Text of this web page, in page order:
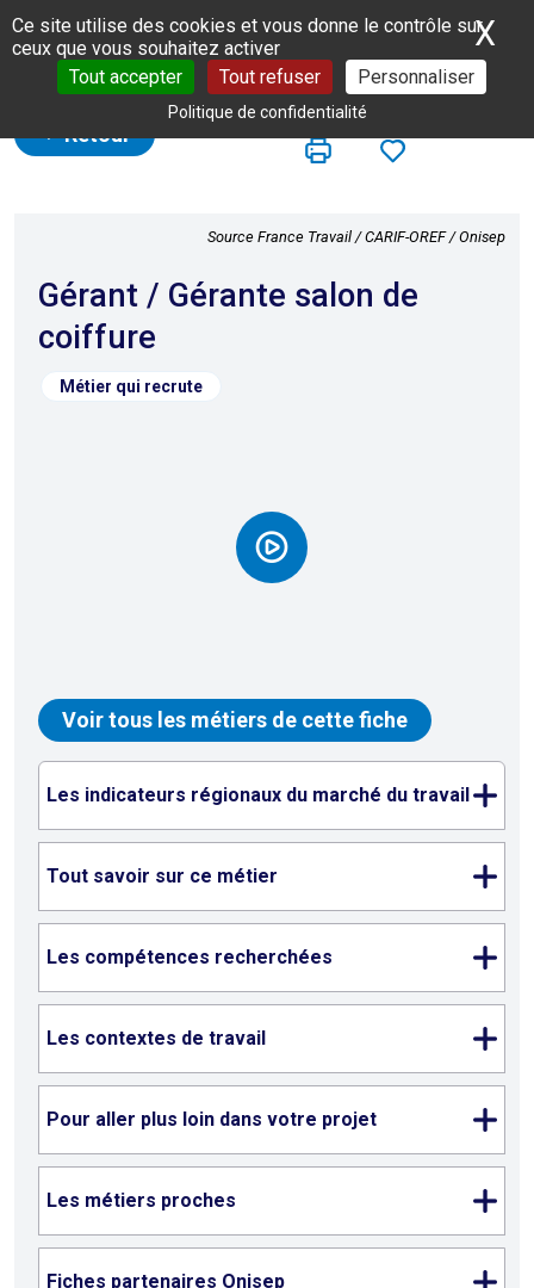
Panneau de gestion des cookies
Ce site utilise des cookies et vous donne le contrôle sur
ceux que vous souhaitez activer
Tout accepter
Tout refuser Personnaliser
Politique de confidentialité
X
Retour
Source France Travail / CARIF-OREF / Onisep
Gérant / Gérante salon de
coiffure
Métier qui recrute
Voir tous les métiers de cette fiche
Les indicateurs régionaux du marché du travail
Tout savoir sur ce métier
Les compétences recherchées
Les contextes de travail
Pour aller plus loin dans votre projet
Les métiers proches
Fiches partenaires Onisep